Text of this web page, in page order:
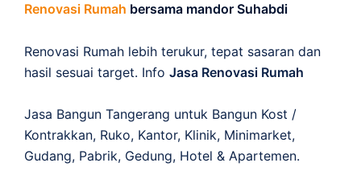
Renovasi Rumah bersama mandor Suhabdi
Renovasi Rumah lebih terukur, tepat sasaran dan
hasil sesuai target. Info Jasa Renovasi Rumah
Jasa Bangun Tangerang untuk Bangun Kost /
Kontrakkan, Ruko, Kantor, Klinik, Minimarket,
Gudang, Pabrik, Gedung, Hotel & Apartemen.